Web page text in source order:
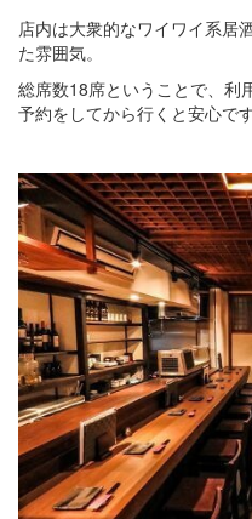
店内は大衆的なワイワイ系居
た雰囲気。
総席数18席ということで、利
予約をしてから行くと安心です